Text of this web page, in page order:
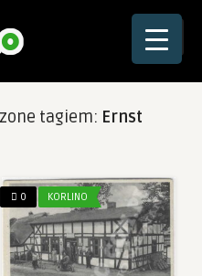
☰
tagiem: Ernst
0 KORLINO